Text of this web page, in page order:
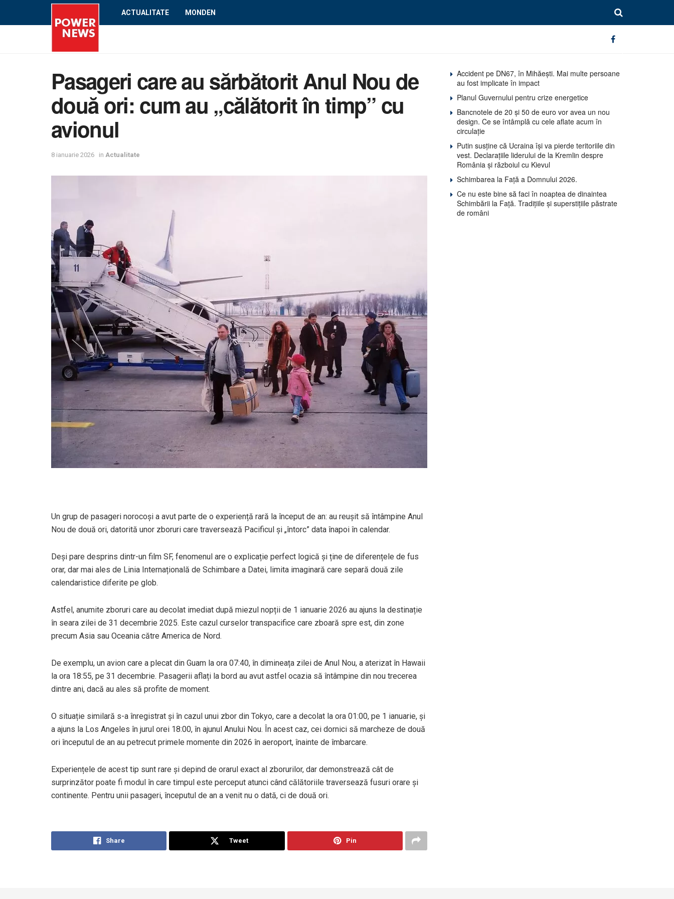
ACTUALITATE MONDEN
Pasageri care au sărbătorit Anul Nou de
două ori: cum au „călătorit în timp” cu
avionul
8 ianuarie 2026 in Actualitate
Un grup de pasageri norocoși a avut parte de o experiență rară la început de an: au reușit să întâmpine Anul
Nou de două ori, datorită unor zboruri care traversează Pacificul și „întorc” data înapoi în calendar.
Deși pare desprins dintr-un film SF, fenomenul are o explicație perfect logică și ține de diferențele de fus
orar, dar mai ales de Linia Internațională de Schimbare a Datei, limita imaginară care separă două zile
calendaristice diferite pe glob.
Astfel, anumite zboruri care au decolat imediat după miezul nopții de 1 ianuarie 2026 au ajuns la destinație
în seara zilei de 31 decembrie 2025. Este cazul curselor transpacifice care zboară spre est, din zone
precum Asia sau Oceania către America de Nord.
De exemplu, un avion care a plecat din Guam la ora 07:40, în dimineața zilei de Anul Nou, a aterizat în Hawaii
la ora 18:55, pe 31 decembrie. Pasagerii aflați la bord au avut astfel ocazia să întâmpine din nou trecerea
dintre ani, dacă au ales să profite de moment.
O situație similară s-a înregistrat și în cazul unui zbor din Tokyo, care a decolat la ora 01:00, pe 1 ianuarie, și
a ajuns la Los Angeles în jurul orei 18:00, în ajunul Anului Nou. În acest caz, cei dornici să marcheze de două
ori începutul de an au petrecut primele momente din 2026 în aeroport, înainte de îmbarcare.
Experiențele de acest tip sunt rare și depind de orarul exact al zborurilor, dar demonstrează cât de
surprinzător poate fi modul în care timpul este perceput atunci când călătoriile traversează fusuri orare și
continente. Pentru unii pasageri, începutul de an a venit nu o dată, ci de două ori.
Share Tweet Pin
Accident pe DN67, în Mihăești. Mai multe persoane
au fost implicate în impact
Planul Guvernului pentru crize energetice
Bancnotele de 20 și 50 de euro vor avea un nou
design. Ce se întâmplă cu cele aflate acum în
circulație
Putin susține că Ucraina își va pierde teritoriile din
vest. Declarațiile liderului de la Kremlin despre
România și războiul cu Kievul
Schimbarea la Față a Domnului 2026.
Ce nu este bine să faci în noaptea de dinaintea
Schimbării la Față. Tradițiile și superstițiile păstrate
de români